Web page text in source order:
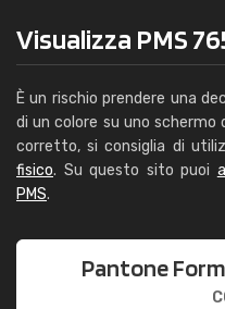
Visualizza PMS
È un rischio prendere una
di un colore su uno schermo
corretto, si consiglia di
fisico. Su questo sito puoi
PMS.
Pantone